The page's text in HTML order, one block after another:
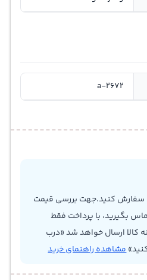
a-2672
سفارش کنید.جهت بررسی قیمت
بگیرید، با پرداخت فقط
کالا ارسال خواهد شد «درب
مشاهده راهنمای خرید